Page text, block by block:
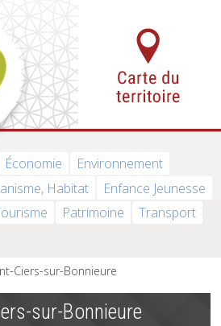
Économie
Environnement
Habitat
Enfance Jeunesse
Patrimoine Transport
Ciers-sur-Bonnieure
sur-Bonnieure